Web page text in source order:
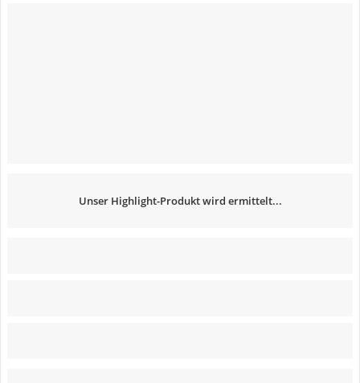
Unser Highlight-Produkt wird ermittelt...